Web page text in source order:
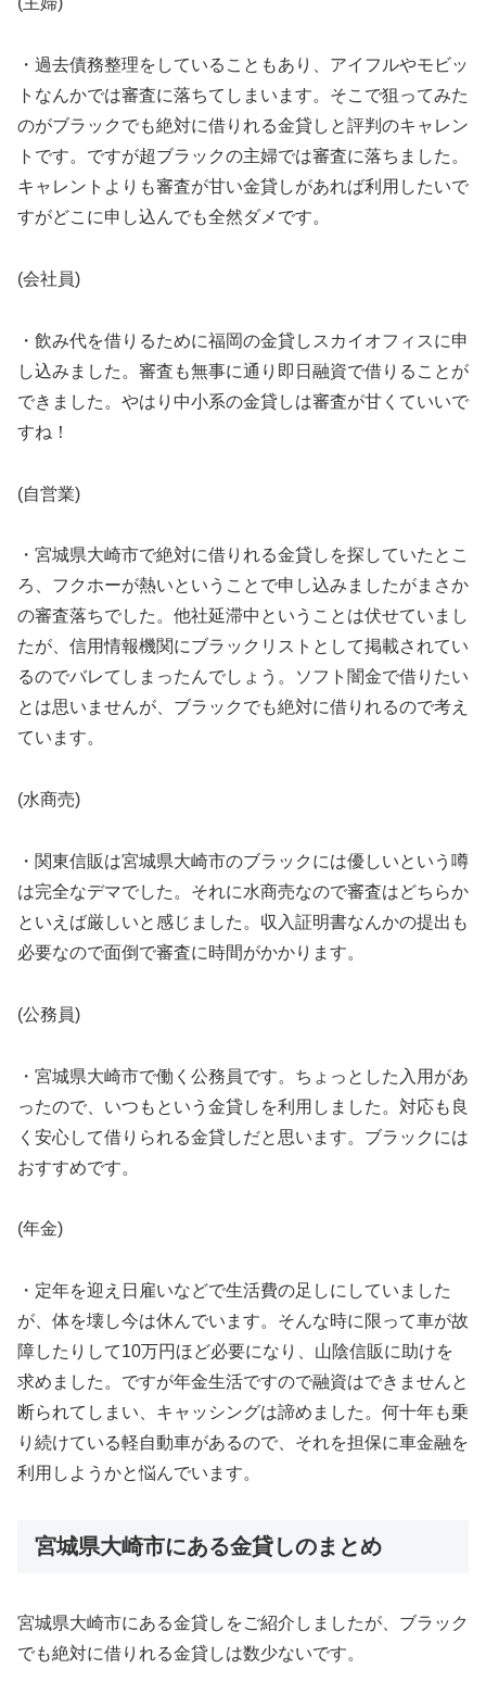
・過去債務整理をしていることもあり、アイフルやモビッ
トなんかでは審査に落ちてしまいます。そこで狙ってみた
のがブラックでも絶対に借りれる金貸しと評判のキャレン
トです。ですが超ブラックの主婦では審査に落ちました。
キャレントよりも審査が甘い金貸しがあれば利用したいで
すがどこに申し込んでも全然ダメです。
(会社員)
・飲み代を借りるために福岡の金貸しスカイオフィスに申
し込みました。審査も無事に通り即日融資で借りることが
できました。やはり中小系の金貸しは審査が甘くていいで
すね！
(自営業)
・宮城県大崎市で絶対に借りれる金貸しを探していたとこ
ろ、フクホーが熱いということで申し込みましたがまさか
の審査落ちでした。他社延滞中ということは伏せていまし
たが、信用情報機関にブラックリストとして掲載されてい
るのでバレてしまったんでしょう。ソフト闇金で借りたい
とは思いませんが、ブラックでも絶対に借りれるので考え
ています。
(水商売)
・関東信販は宮城県大崎市のブラックには優しいという噂
は完全なデマでした。それに水商売なので審査はどちらか
といえば厳しいと感じました。収入証明書なんかの提出も
必要なので面倒で審査に時間がかかります。
(公務員)
・宮城県大崎市で働く公務員です。ちょっとした入用があ
ったので、いつもという金貸しを利用しました。対応も良
く安心して借りられる金貸しだと思います。ブラックには
おすすめです。
(年金)
・定年を迎え日雇いなどで生活費の足しにしていました
が、体を壊し今は休んでいます。そんな時に限って車が故
障したりして10万円ほど必要になり、山陰信販に助けを
求めました。ですが年金生活ですので融資はできませんと
断られてしまい、キャッシングは諦めました。何十年も乗
り続けている軽自動車があるので、それを担保に車金融を
利用しようかと悩んでいます。
宮城県大崎市にある金貸しのまとめ
宮城県大崎市にある金貸しをご紹介しましたが、ブラック
でも絶対に借りれる金貸しは数少ないです。